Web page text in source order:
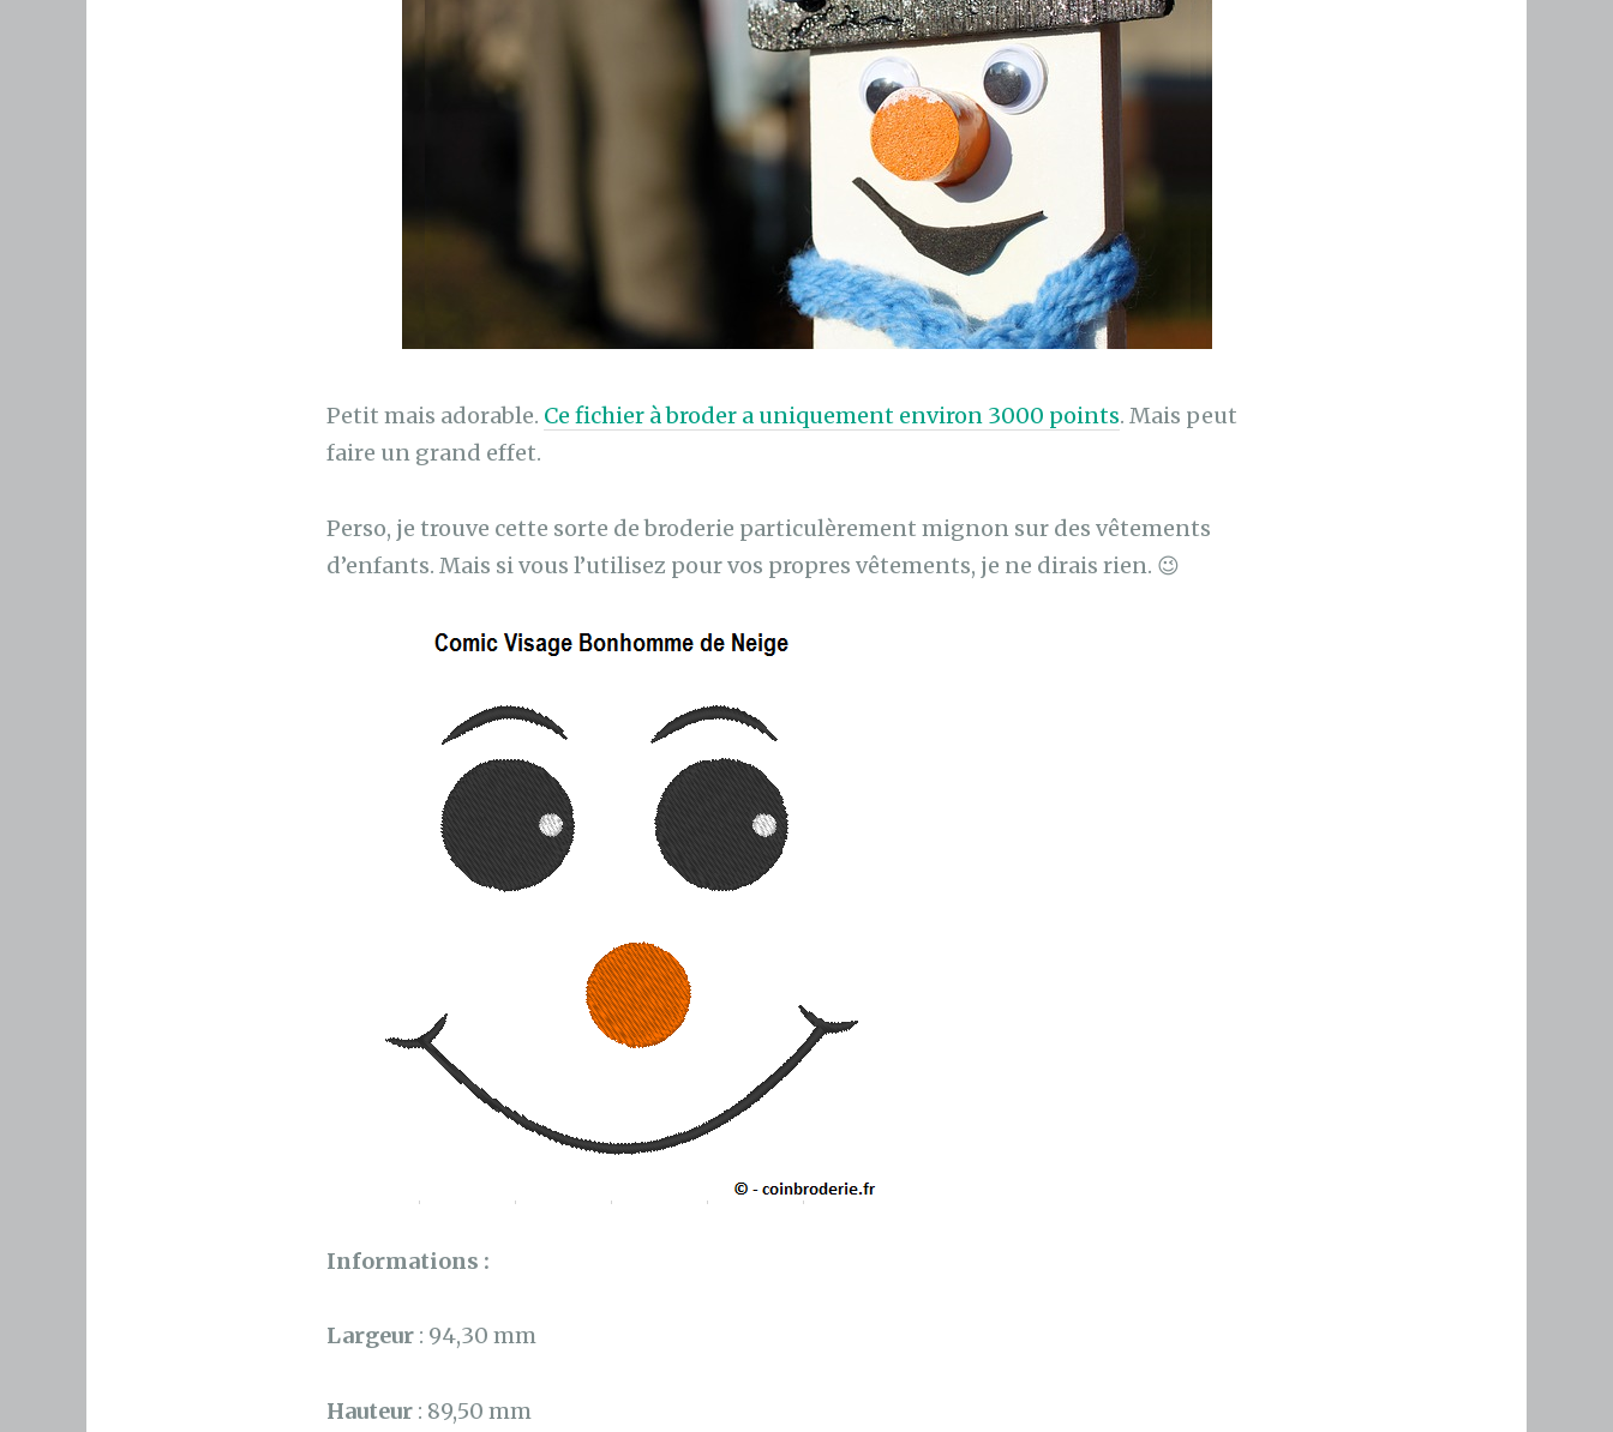
Petit mais adorable. Ce fichier à broder a uniquement environ 3000 points. Mais peut
faire un grand effet.
Perso, je trouve cette sorte de broderie particulèrement mignon sur des vêtements
d’enfants. Mais si vous l’utilisez pour vos propres vêtements, je ne dirais rien. 😉
Informations :
Largeur : 94,30 mm
Hauteur : 89,50 mm